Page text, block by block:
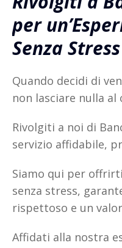
per
Senza Stress
Quando decidi di
non lasciare nulla al
Rivolgiti a noi di
servizio affidabile,
Siamo qui per
senza stress,
rispettoso e un
Affidati alla nostra